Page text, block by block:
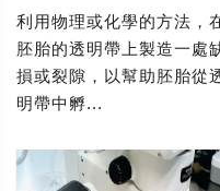
利用物理或化學的方法，
胚胎的透明帶上製造一處
損或裂隙，以幫助胚胎從
明帶中孵...